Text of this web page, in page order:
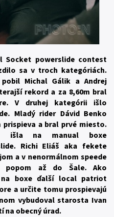
Socket powerslide contest
sa v troch kategóriách.
Michal Gálik a Andrej
rekord a za 8,60m bral
V druhej kategórii išlo
Mladý rider Dávid Benko
a bral prvé miesto.
išla na manual boxe
Richi Eliáš aka fekete
a v nenormálnom speede
popom až do Šale. Ako
boxe ďalší local patriot
a určite tomu prospievajú
vybudoval starosta Ivan
na obecný úrad.